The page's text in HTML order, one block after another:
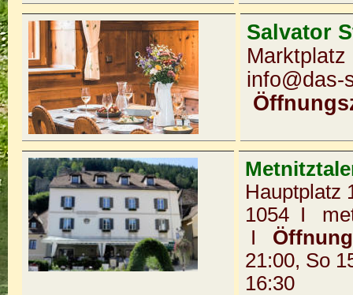
Salvator
info@das-
1054 I
I
21:00, So
16:30